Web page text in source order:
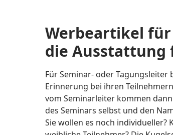
Werbeartikel
die Ausstattung
Für Seminar- oder
Erinnerung bei ihren
vom Seminarleiter kommen
des Seminars selbst und den
Sie wollen es noch